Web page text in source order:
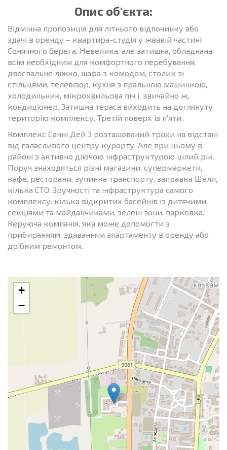
Опис об'єкта:
Відмінна пропозиція для літнього відпочинку або
здачі в оренду – квартира-студія у жвавій частині
Сонячного берега. Невелика, але затишна, обладнана
всім необхідним для комфортного перебування:
двоспальне ліжко, шафа з комодом, столик зі
стільцями, телевізор, кухня з пральною машинкою,
холодильник, мікрохвильова піч і, звичайно ж,
кондиціонер. Затишна тераса виходить на доглянуту
територію комплексу. Третій поверх із п'яти.
Комплекс Санні Дей 3 розташований трохи на відстані
від галасливого центру курорту. Але при цьому в
районі з активно діючою інфраструктурою цілий рік.
Поруч знаходяться різні магазини, супермаркети,
кафе, ресторани, зупинка транспорту, заправка Шелл,
кілька СТО. Зручності та інфраструктура самого
комплексу: кілька відкритих басейнів із дитячими
секціями та майданчиками, зелені зони, парковка.
Керуюча компанія, яка може допомогти з
прибиранням, здаванням апартаменту в оренду або
дрібним ремонтом.
+
−